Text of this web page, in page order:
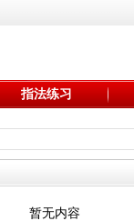
指法练习
暂无内容